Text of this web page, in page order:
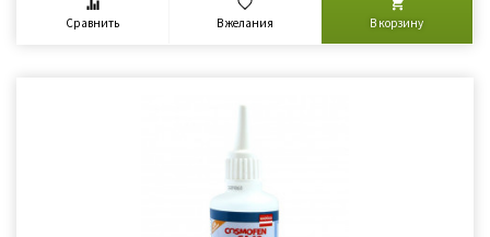
Сравнить В желания В корзину